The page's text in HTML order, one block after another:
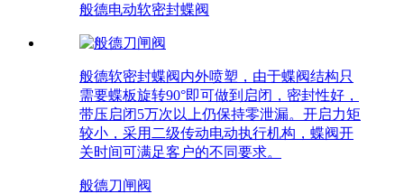
般德电动软密封蝶阀
般德软密封蝶阀内外喷塑，由于蝶阀结构只
需要蝶板旋转90°即可做到启闭，密封性好，
带压启闭5万次以上仍保持零泄漏。开启力矩
较小，采用二级传动电动执行机构，蝶阀开
关时间可满足客户的不同要求。
般德刀闸阀